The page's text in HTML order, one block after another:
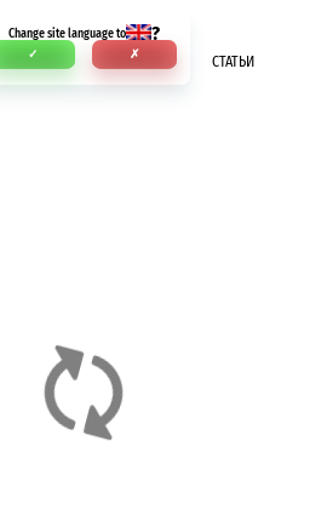
Change site language to ?
✓ ✗
ОПЛАТА СТАТЬИ